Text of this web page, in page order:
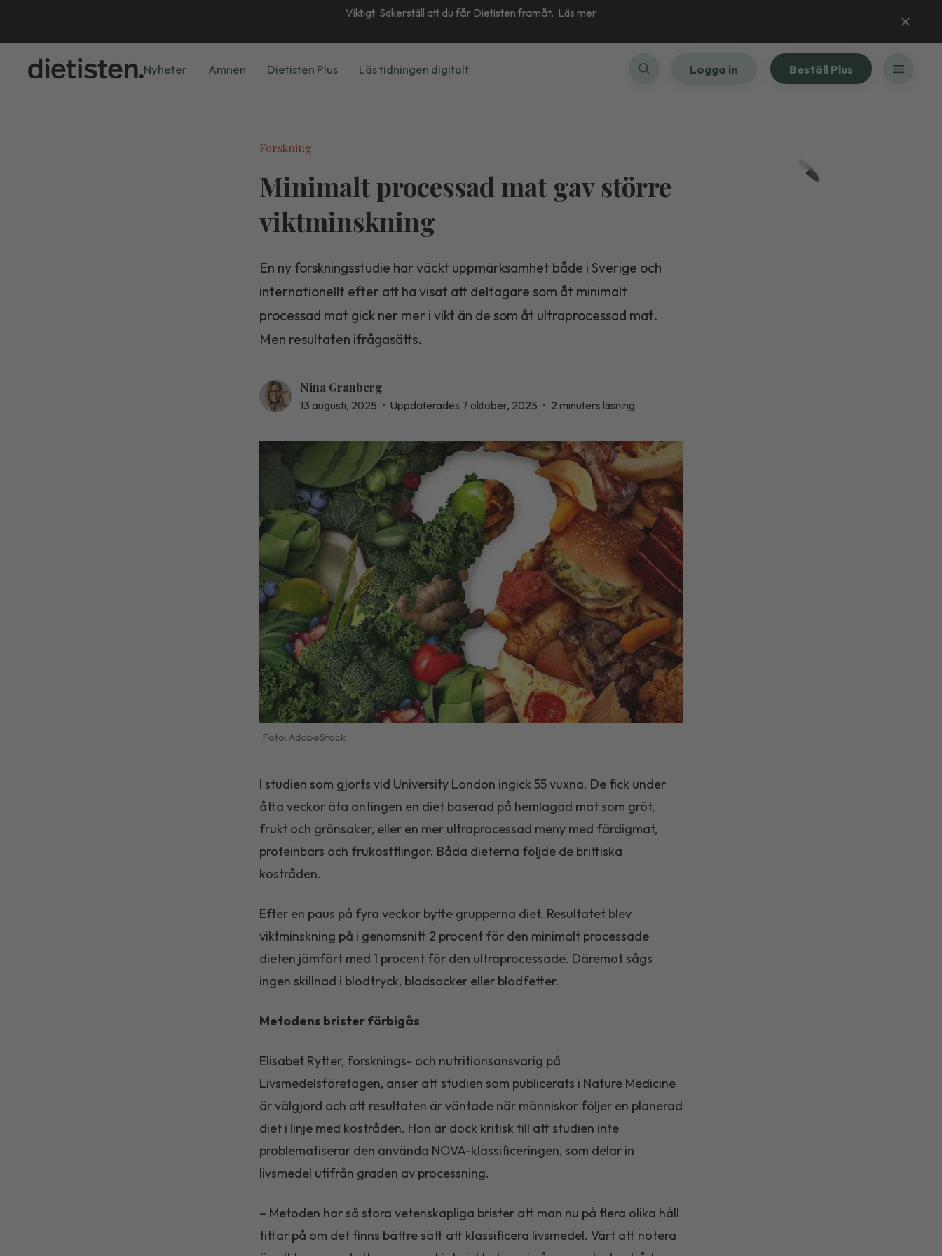
Viktigt: Säkerställ att du får Dietisten framåt. Läs mer
Nyheter Ämnen Dietisten Plus Läs tidningen digitalt Logga in Beställ Plus
Forskning
Minimalt processad mat gav större
viktminskning
En ny forskningsstudie har väckt uppmärksamhet både i Sverige och
internationellt efter att ha visat att deltagare som åt minimalt
processad mat gick ner mer i vikt än de som åt ultraprocessad mat.
Men resultaten ifrågasätts.
Nina Granberg
13 augusti, 2025 • Uppdaterades 7 oktober, 2025 • 2 minuters läsning
AdobeStock
I studien som gjorts vid University London ingick 55 vuxna. De fick under
åtta veckor äta antingen en diet baserad på hemlagad mat som gröt,
frukt och grönsaker, eller en mer ultraprocessad meny med färdigmat,
proteinbars och frukostflingor. Båda dieterna följde de brittiska
kostråden.
Efter en paus på fyra veckor bytte grupperna diet. Resultatet blev
viktminskning på i genomsnitt 2 procent för den minimalt processade
dieten jämfört med 1 procent för den ultraprocessade. Däremot sågs
ingen skillnad i blodtryck, blodsocker eller blodfetter.
Metodens brister förbigås
Elisabet Rytter, forsknings- och nutritionsansvarig på
Livsmedelsföretagen, anser att studien som publicerats i Nature Medicine
är välgjord och att resultaten är väntade när människor följer en planerad
diet i linje med kostråden. Hon är dock kritisk till att studien inte
problematiserar den använda NOVA-klassificeringen, som delar in
livsmedel utifrån graden av processning.
– Metoden har så stora vetenskapliga brister att man nu på flera olika håll
tittar på om det finns bättre sätt att klassificera livsmedel. Värt att notera